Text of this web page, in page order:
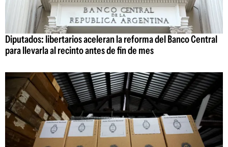
Diputados: libertarios aceleran la reforma del Banco Central
para llevarla al recinto antes de fin de mes